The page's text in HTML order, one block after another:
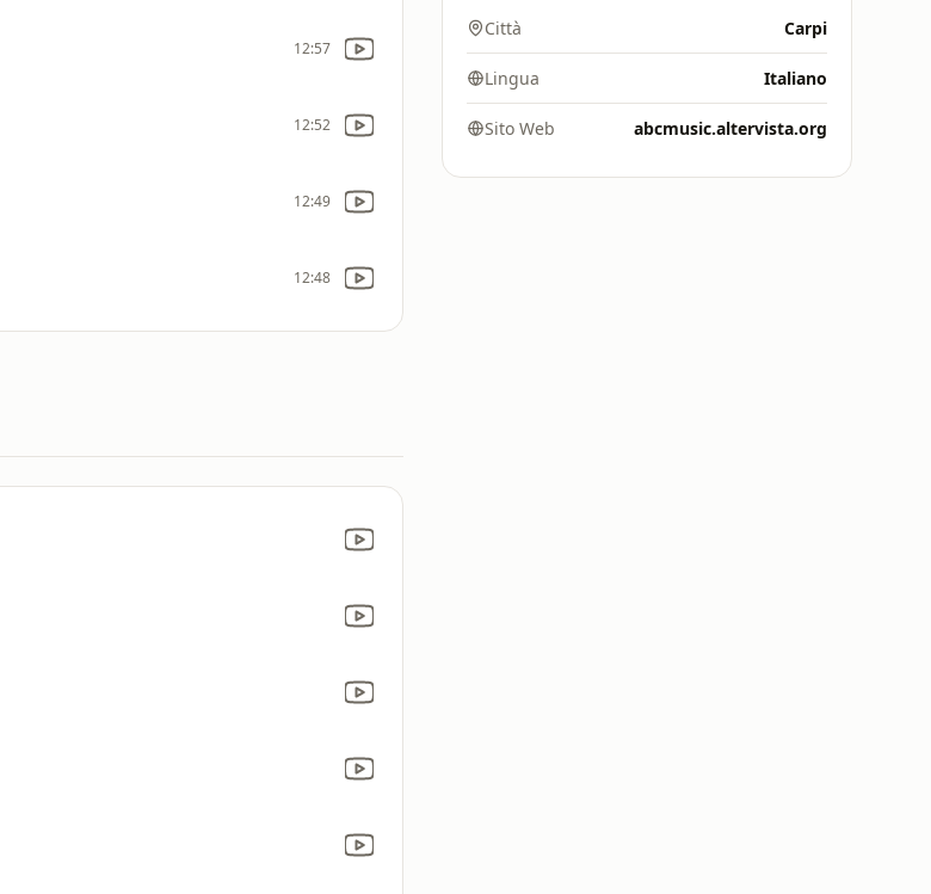
12:57
12:52
12:49
12:48
Città Carpi
Lingua Italiano
Sito Web abcmusic.altervista.org